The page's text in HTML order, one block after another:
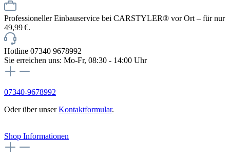
Professioneller Einbauservice bei CARSTYLER® vor Ort – für nur
49,99 €.
Hotline 07340 9678992
Sie erreichen uns: Mo-Fr, 08:30 - 14:00 Uhr
07340-9678992
Oder über unserKontaktformular.
Shop Informationen